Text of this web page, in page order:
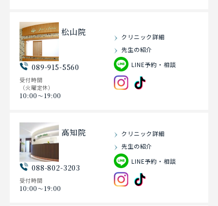
松山院
089-915-5560
受付時間
（火曜定休）
10:00〜19:00
クリニック詳細
先生の紹介
LINE予約・相談
高知院
088-802-3203
受付時間
10:00〜19:00
クリニック詳細
先生の紹介
LINE予約・相談